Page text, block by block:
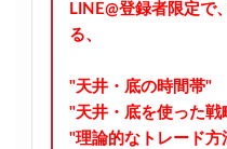
LINE@登録者限定で
る、
"天井・底の時間帯"
"天井・底を使った戦
"理論的なトレード方